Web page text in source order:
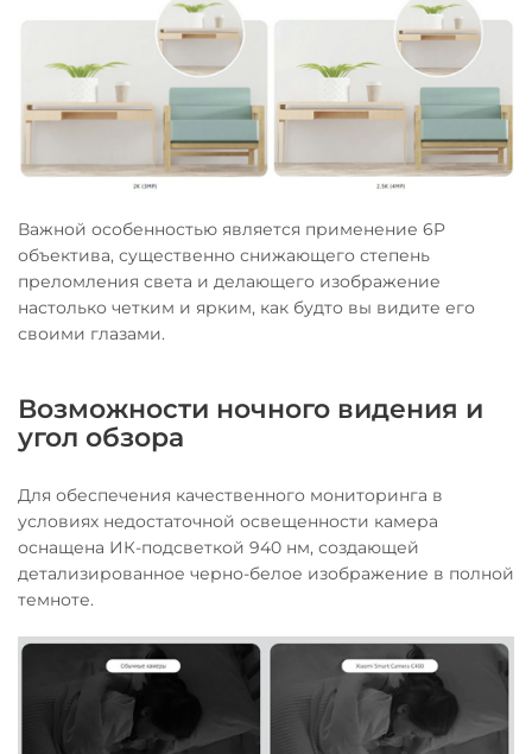
Важной особенностью является применение 6P
объектива, существенно снижающего степень
преломления света и делающего изображение
настолько четким и ярким, как будто вы видите его
своими глазами.
Возможности ночного видения и
угол обзора
Для обеспечения качественного мониторинга в
условиях недостаточной освещенности камера
оснащена ИК-подсветкой 940 нм, создающей
детализированное черно-белое изображение в полной
темноте.